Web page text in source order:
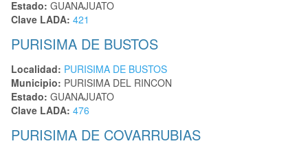
Estado: GUANAJUATO
Clave LADA: 421
PURISIMA DE BUSTOS
Localidad: PURISIMA DE BUSTOS
Municipio: PURISIMA DEL RINCON
Estado: GUANAJUATO
Clave LADA: 476
PURISIMA DE COVARRUBIAS